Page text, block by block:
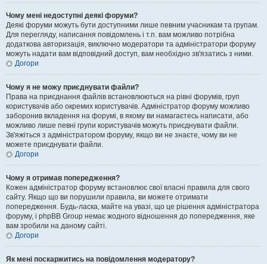
Чому мені недоступні деякі форуми?
Деякі форуми можуть бути доступними лише певним учасникам та групам.
Для перегляду, написання повідомлень і т.п. вам можливо потрібна
додаткова авторизація, виключно модератори та адміністратори форуму
можуть надати вам відповідний доступ, вам необхідно зв'язатись з ними.
Догори
Чому я не можу приєднувати файли?
Права на приєднання файлів встановлюються на рівні форумів, груп
користувачів або окремих користувачів. Адміністратор форуму можливо
заборонив вкладення на форумі, в якому ви намагаєтесь написати, або
можливо лише певні групи користувачів можуть приєднувати файли.
Зв'яжіться з адміністратором форуму, якщо ви не знаєте, чому ви не
можете приєднувати файли.
Догори
Чому я отримав попередження?
Кожен адміністратор форуму встановлює свої власні правила для свого
сайту. Якщо що ви порушили правила, ви можете отримати
попередження. Будь-ласка, майте на увазі, що це рішення адміністратора
форуму, і phpBB Group немає жодного відношення до попередження, яке
вам зробили на даному сайті.
Догори
Як мені поскаржитись на повідомлення модератору?